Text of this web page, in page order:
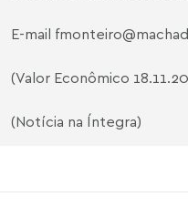
E-mail
(Valor Econômico
(Notícia na Íntegra)